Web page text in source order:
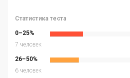
Статистика теста
0–25%
7 человек
26–50%
6 человек